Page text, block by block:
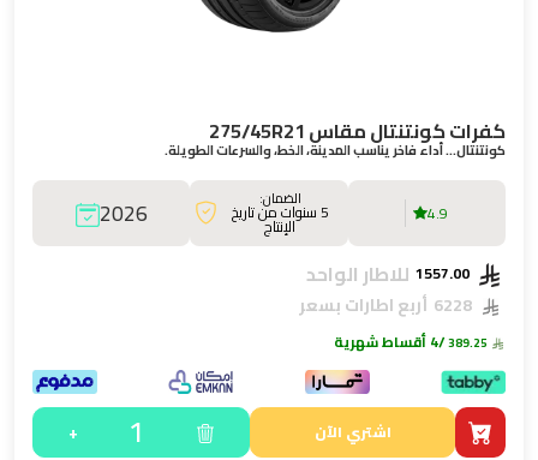
كفرات كونتنتال مقاس 275/45R21
كونتنتال… أداء فاخر يناسب المدينة، الخط، والسرعات الطويلة.
4.9
الضمان:
5 سنوات من تاريخ
الإنتاج 2026
للاطار الواحد
أربع اطارات بسعر
/4 أقساط شهرية
اشتري الآن 1
+